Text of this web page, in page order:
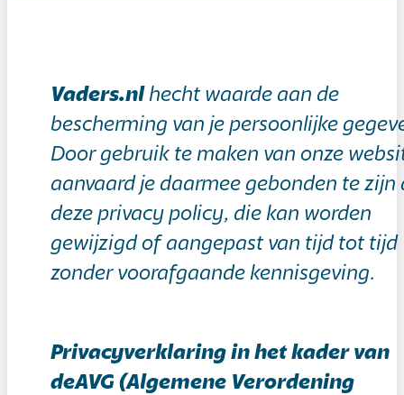
Vaders.nl hecht waarde aan de
bescherming van je persoonlijke
Door gebruik te maken van onze
aanvaard je daarmee gebonden te zijn
deze privacy policy, die kan worden
gewijzigd of aangepast van tijd tot tijd
zonder voorafgaande kennisgeving.
Privacyverklaring in het kader van
deAVG (Algemene Verordening